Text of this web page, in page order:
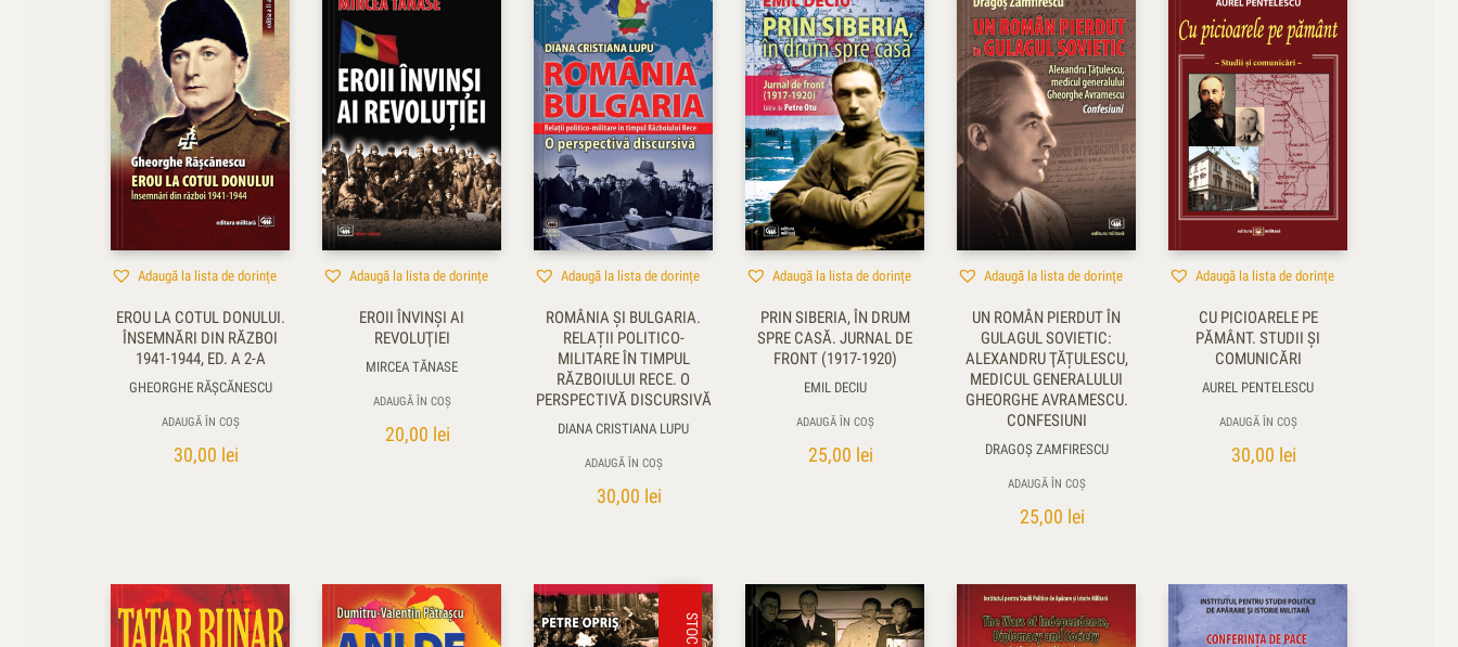
Adaugă la lista de dorințe
EROU LA COTUL DONULUI.
ÎNSEMNĂRI DIN RĂZBOI
1941-1944, ED. A 2-A
GHEORGHE RĂŞCĂNESCU
ADAUGĂ ÎN COȘ
30,00 lei
Adaugă la lista de dorințe
EROII ÎNVINŞI AI
REVOLUŢIEI
MIRCEA TĂNASE
ADAUGĂ ÎN COȘ
20,00 lei
Adaugă la lista de dorințe
ROMÂNIA ȘI BULGARIA.
RELAȚII POLITICO-
MILITARE ÎN TIMPUL
RĂZBOIULUI RECE. O
PERSPECTIVĂ DISCURSIVĂ
DIANA CRISTIANA LUPU
ADAUGĂ ÎN COȘ
30,00 lei
Adaugă la lista de dorințe
PRIN SIBERIA, ÎN DRUM
SPRE CASĂ. JURNAL DE
FRONT (1917-1920)
EMIL DECIU
ADAUGĂ ÎN COȘ
25,00 lei
Adaugă la lista de dorințe
UN ROMÂN PIERDUT ÎN
GULAGUL SOVIETIC:
ALEXANDRU ŢĂȚULESCU,
MEDICUL GENERALULUI
GHEORGHE AVRAMESCU.
CONFESIUNI
DRAGOȘ ZAMFIRESCU
ADAUGĂ ÎN COȘ
25,00 lei
Adaugă la lista de dorințe
CU PICIOARELE PE
PĂMÂNT. STUDII ŞI
COMUNICĂRI
AUREL PENTELESCU
ADAUGĂ ÎN COȘ
30,00 lei